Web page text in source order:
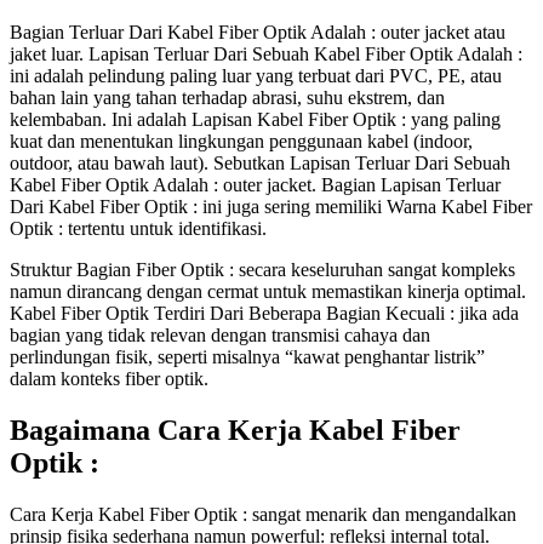
Bagian Terluar Dari Kabel Fiber Optik Adalah : outer jacket atau
jaket luar. Lapisan Terluar Dari Sebuah Kabel Fiber Optik Adalah :
ini adalah pelindung paling luar yang terbuat dari PVC, PE, atau
bahan lain yang tahan terhadap abrasi, suhu ekstrem, dan
kelembaban. Ini adalah Lapisan Kabel Fiber Optik : yang paling
kuat dan menentukan lingkungan penggunaan kabel (indoor,
outdoor, atau bawah laut). Sebutkan Lapisan Terluar Dari Sebuah
Kabel Fiber Optik Adalah : outer jacket. Bagian Lapisan Terluar
Dari Kabel Fiber Optik : ini juga sering memiliki Warna Kabel Fiber
Optik : tertentu untuk identifikasi.
Struktur Bagian Fiber Optik : secara keseluruhan sangat kompleks
namun dirancang dengan cermat untuk memastikan kinerja optimal.
Kabel Fiber Optik Terdiri Dari Beberapa Bagian Kecuali : jika ada
bagian yang tidak relevan dengan transmisi cahaya dan
perlindungan fisik, seperti misalnya “kawat penghantar listrik”
dalam konteks fiber optik.
Bagaimana Cara Kerja Kabel Fiber
Optik :
Cara Kerja Kabel Fiber Optik : sangat menarik dan mengandalkan
prinsip fisika sederhana namun powerful: refleksi internal total.